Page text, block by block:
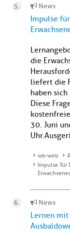
News
Impulse
die
liefert die
haben
Diese
30. Juni
wb-web
Impulse für
News
Lernen mit